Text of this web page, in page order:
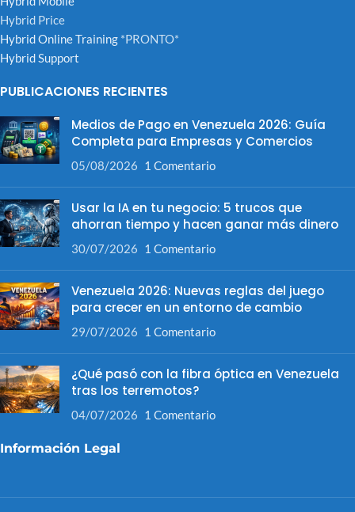
Hybrid Price
Hybrid Online Training *PRONTO*
Hybrid Support
PUBLICACIONES RECIENTES
Medios de Pago en Venezuela 2026: Guía
Completa para Empresas y Comercios
05/08/2026 1 Comentario
Usar la IA en tu negocio: 5 trucos que
ahorran tiempo y hacen ganar más dinero
30/07/2026 1 Comentario
Venezuela 2026: Nuevas reglas del juego
para crecer en un entorno de cambio
29/07/2026 1 Comentario
¿Qué pasó con la fibra óptica en Venezuela
tras los terremotos?
04/07/2026 1 Comentario
Información Legal